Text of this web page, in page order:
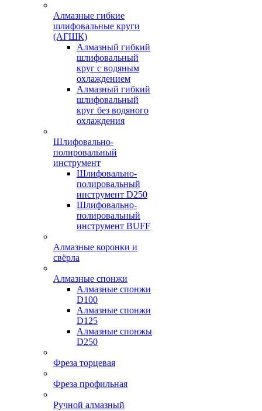
Алмазные гибкие
шлифовальные круги
(АГШК)
Алмазный гибкий
шлифовальный
круг с водяным
охлаждением
Алмазный гибкий
шлифовальный
круг без водяного
охлаждения
Шлифовально-
полировальный
инструмент
Шлифовально-
полировальный
инструмент D250
Шлифовально-
полировальный
инструмент BUFF
Алмазные коронки и
свёрла
Алмазные спонжи
Алмазные спонжи
D100
Алмазные спонжи
D125
Алмазные спонжы
D250
Фреза торцевая
Фреза профильная
Ручной алмазный